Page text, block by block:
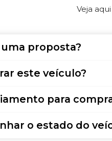
Veja
proposta?
este veículo?
para
o estado do